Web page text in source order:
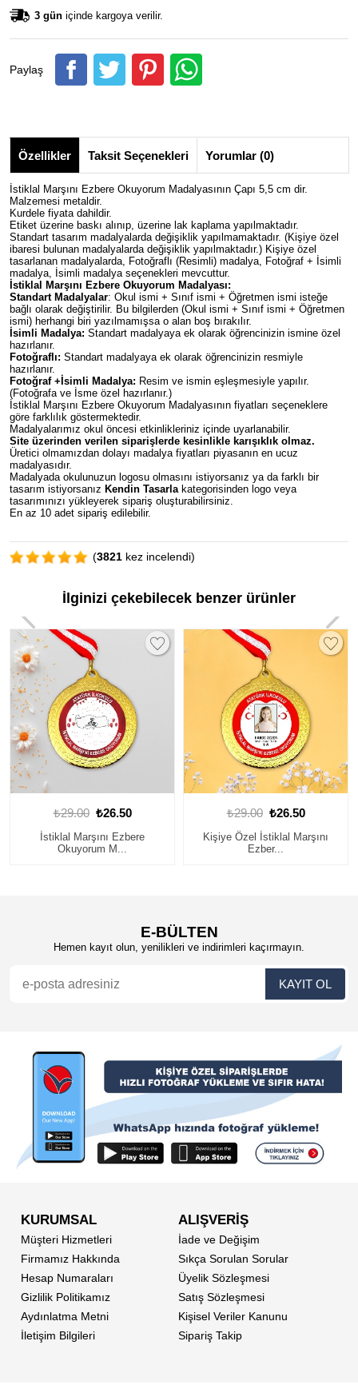
3 gün içinde kargoya verilir.
Paylaş
Özellikler Taksit Seçenekleri Yorumlar (0)
İstiklal Marşını Ezbere Okuyorum Madalyasının Çapı 5,5 cm dir.
Malzemesi metaldir.
Kurdele fiyata dahildir.
Etiket üzerine baskı alınıp, üzerine lak kaplama yapılmaktadır.
Standart tasarım madalyalarda değişiklik yapılmamaktadır. (Kişiye özel
ibaresi bulunan madalyalarda değişiklik yapılmaktadır.) Kişiye özel
tasarlanan madalyalarda, Fotoğraflı (Resimli) madalya, Fotoğraf + İsimli
madalya, İsimli madalya seçenekleri mevcuttur.
İstiklal Marşını Ezbere Okuyorum Madalyası:
Standart Madalyalar: Okul ismi + Sınıf ismi + Öğretmen ismi isteğe
bağlı olarak değiştirilir. Bu bilgilerden (Okul ismi + Sınıf ismi + Öğretmen
ismi) herhangi biri yazılmamışsa o alan boş bırakılır.
İsimli Madalya: Standart madalyaya ek olarak öğrencinizin ismine özel
hazırlanır.
Fotoğraflı: Standart madalyaya ek olarak öğrencinizin resmiyle
hazırlanır.
Fotoğraf +İsimli Madalya: Resim ve ismin eşleşmesiyle yapılır.
(Fotoğrafa ve İsme özel hazırlanır.)
İstiklal Marşını Ezbere Okuyorum Madalyasının fiyatları seçeneklere
göre farklılık göstermektedir.
Madalyalarımız okul öncesi etkinlikleriniz içinde uyarlanabilir.
Site üzerinden verilen siparişlerde kesinlikle karışıklık olmaz.
Üretici olmamızdan dolayı madalya fiyatları piyasanın en ucuz
madalyasıdır.
Madalyada okulunuzun logosu olmasını istiyorsanız ya da farklı bir
tasarım istiyorsanız Kendin Tasarlakategorisinden logo veya
tasarımınızı yükleyerek sipariş oluşturabilirsiniz.
En az 10 adet sipariş edilebilir.
(3821 kez incelendi)
İlginizi çekebilecek benzer ürünler
₺29.00 ₺26.50
İstiklal Marşını Ezbere
Okuyorum M...
₺29.00 ₺26.50
Kişiye Özel İstiklal Marşını
Ezber...
E-BÜLTEN
Hemen kayıt olun, yenilikleri ve indirimleri kaçırmayın.
KURUMSAL
Müşteri Hizmetleri
Firmamız Hakkında
Hesap Numaraları
Gizlilik Politikamız
Aydınlatma Metni
İletişim Bilgileri
ALIŞVERİŞ
İade ve Değişim
Sıkça Sorulan Sorular
Üyelik Sözleşmesi
Satış Sözleşmesi
Kişisel Veriler Kanunu
Sipariş Takip